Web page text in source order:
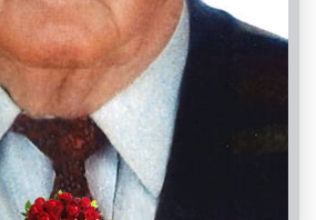
INVIA CONDOGLIANZE